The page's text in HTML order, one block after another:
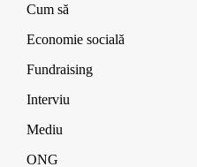
Cum să
Economie socială
Fundraising
Interviu
Mediu
ONG